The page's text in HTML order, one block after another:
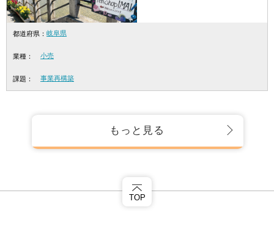
都道府県： 岐阜県
業種： 小売
課題： 事業再構築
もっと見る
TOP